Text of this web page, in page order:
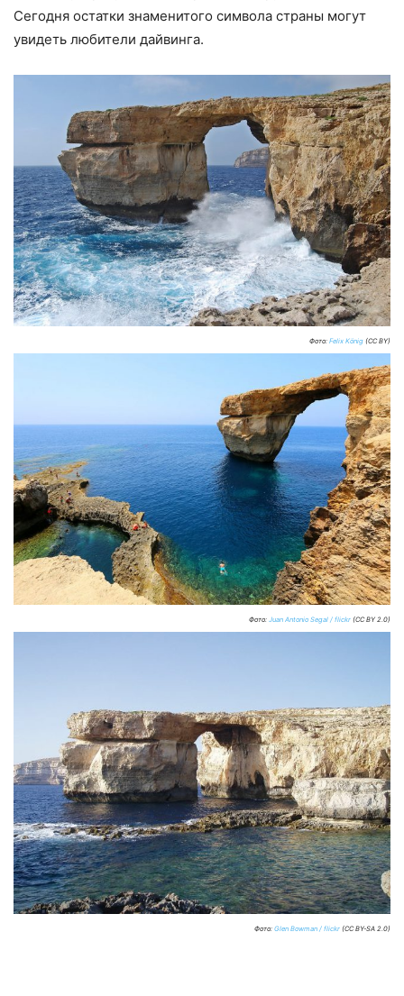
Сегодня остатки знаменитого символа страны могут
увидеть любители дайвинга.
Фото: Felix König (CC BY)
Фото: Juan Antonio Segal / flickr (CC BY 2.0)
Фото: Glen Bowman / flickr (CC BY-SA 2.0)